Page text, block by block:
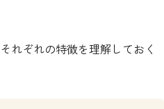
れぞれの特徴を理解しておく